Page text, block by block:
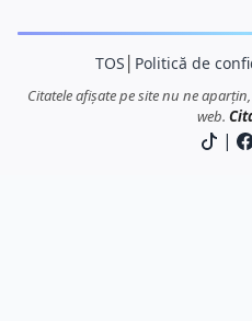
TOS Politică de
Citatele afișate pe site nu ne
web.
|